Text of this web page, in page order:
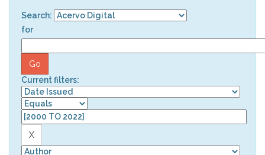
Search:
for
Current filters: